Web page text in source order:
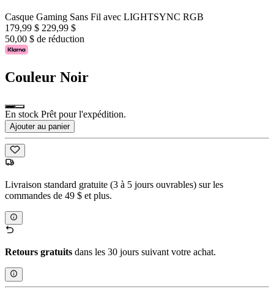
Casque Gaming Sans Fil avec LIGHTSYNC RGB
179,99 $ 229,99 $
50,00 $ de réduction
Couleur Noir
En stock Prêt pour l'expédition.
Ajouter au panier
Livraison standard gratuite (3 à 5 jours ouvrables) sur les
commandes de 49 $ et plus.
Retours gratuits dans les 30 jours suivant votre achat.